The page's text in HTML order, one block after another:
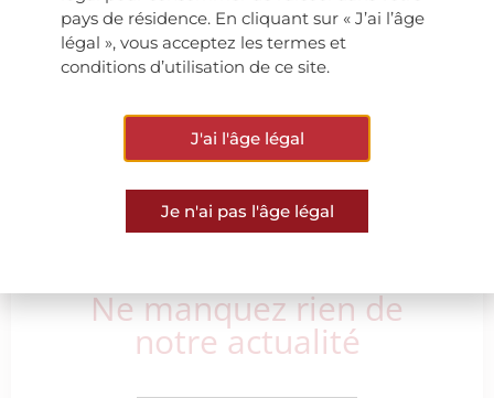
ARTICLE PRÉCÉDENT
Bourgogne Aujourd’hui – Millésime 2015 !
ARTICLE SUIVANT
Ne manquez rien de
notre actualité
pays de résidence. En cliquant sur « J’ai l’âge
légal », vous acceptez les termes et
conditions d’utilisation de ce site.
J'ai l'âge légal
Je n'ai pas l'âge légal